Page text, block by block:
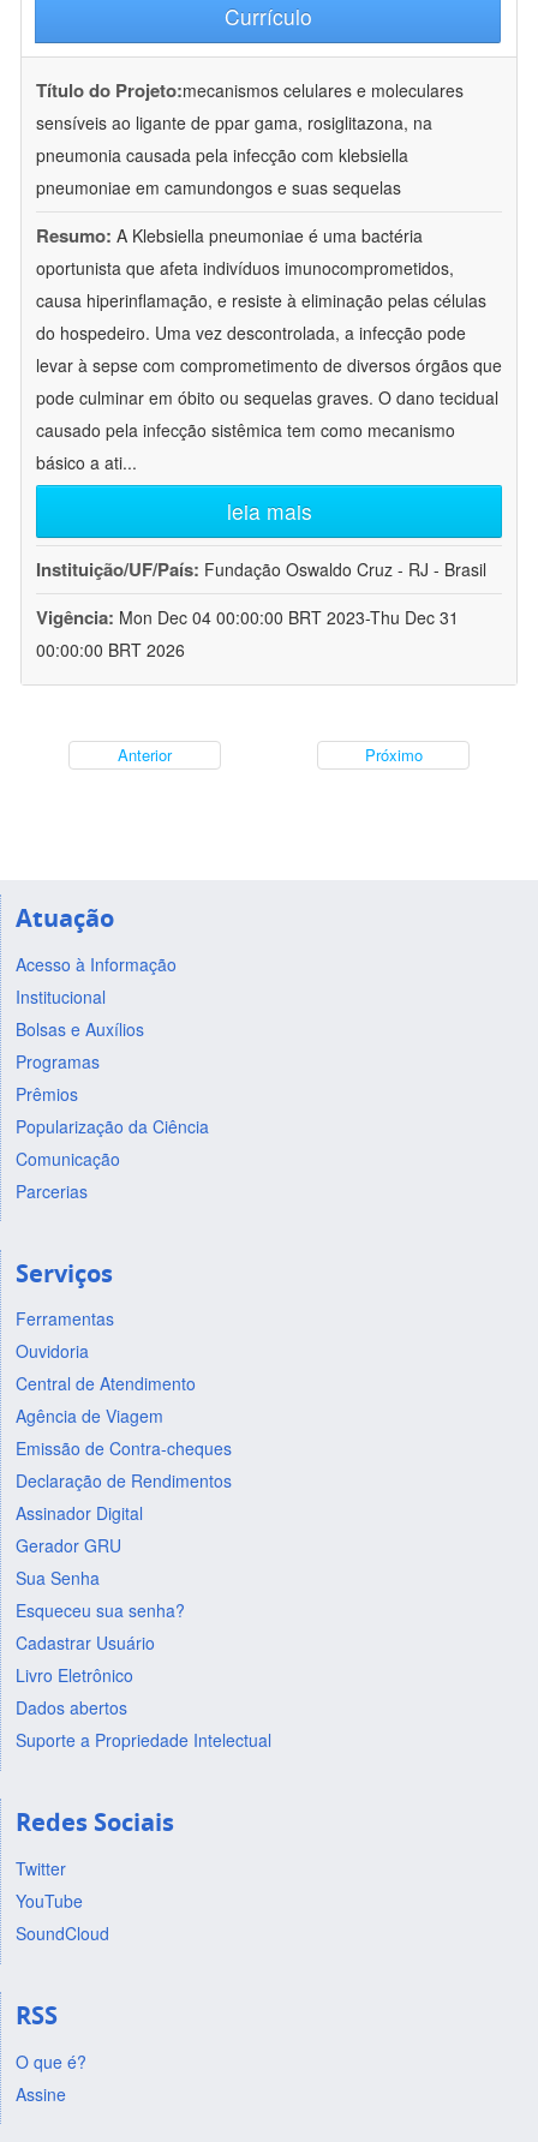
Currículo
Título do Projeto:mecanismos celulares e moleculares
sensíveis ao ligante de ppar gama, rosiglitazona, na
pneumonia causada pela infecção com klebsiella
pneumoniae em camundongos e suas sequelas
Resumo: A Klebsiella pneumoniae é uma bactéria
oportunista que afeta indivíduos imunocomprometidos,
causa hiperinflamação, e resiste à eliminação pelas células
do hospedeiro. Uma vez descontrolada, a infecção pode
levar à sepse com comprometimento de diversos órgãos que
pode culminar em óbito ou sequelas graves. O dano tecidual
causado pela infecção sistêmica tem como mecanismo
básico a ati...
leia mais
Instituição/UF/País: Fundação Oswaldo Cruz - RJ - Brasil
Vigência: Mon Dec 04 00:00:00 BRT 2023-Thu Dec 31
00:00:00 BRT 2026
Anterior Próximo
Atuação
Acesso à Informação
Institucional
Bolsas e Auxílios
Programas
Prêmios
Popularização da Ciência
Comunicação
Parcerias
Serviços
Ferramentas
Ouvidoria
Central de Atendimento
Agência de Viagem
Emissão de Contra-cheques
Declaração de Rendimentos
Assinador Digital
Gerador GRU
Sua Senha
Esqueceu sua senha?
Cadastrar Usuário
Livro Eletrônico
Dados abertos
Suporte a Propriedade Intelectual
Redes Sociais
Twitter
YouTube
SoundCloud
RSS
O que é?
Assine